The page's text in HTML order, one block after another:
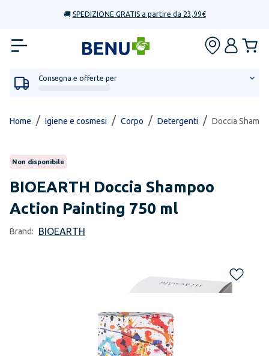
🚚 SPEDIZIONE GRATIS a partire da 23,99€
Consegna e offerte per
Home / Igiene e cosmesi / Corpo / Detergenti / Doccia
Non disponibile
BIOEARTH Doccia Shampoo
Action Painting 750 ml
Brand: BIOEARTH